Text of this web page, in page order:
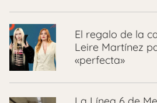
El regalo de la
Leire Martínez
«perfecta»